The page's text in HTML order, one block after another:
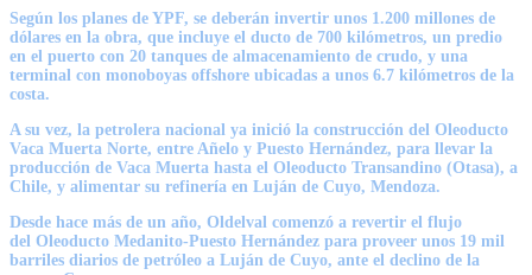
Según los planes de YPF, se deberán invertir unos 1.200 millones de
dólares en la obra, que incluye el ducto de 700 kilómetros, un predio
en el puerto con 20 tanques de almacenamiento de crudo, y una
terminal con monoboyas offshore ubicadas a unos 6.7 kilómetros de la
costa.
A su vez, la petrolera nacional ya inició la construcción del Oleoducto
Vaca Muerta Norte, entre Añelo y Puesto Hernández, para llevar la
producción de Vaca Muerta hasta el Oleoducto Transandino (Otasa), a
Chile, y alimentar su refinería en Luján de Cuyo, Mendoza.
Desde hace más de un año, Oldelval comenzó a revertir el flujo
del Oleoducto Medanito-Puesto Hernández para proveer unos 19 mil
barriles diarios de petróleo a Luján de Cuyo, ante el declino de la